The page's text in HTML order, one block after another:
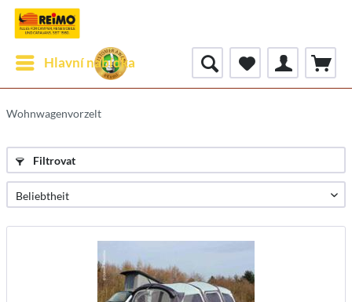
Hlavní nabídka
Wohnwagenvorzelt
Filtrovat